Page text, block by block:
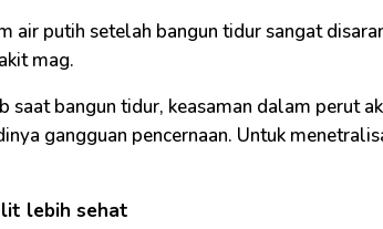
air putih setelah bangun tidur sangat
mag.
saat bangun tidur, keasaman dalam perut
gangguan pencernaan. Untuk
lebih sehat